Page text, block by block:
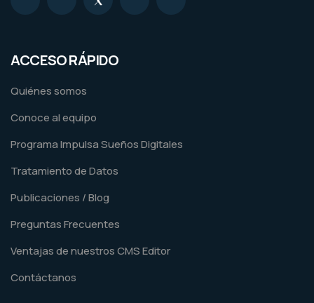
ACCESO RÁPIDO
Quiénes somos
Conoce al equipo
Programa Impulsa Sueños Digitales
Tratamiento de Datos
Publicaciones / Blog
Preguntas Frecuentes
Ventajas de nuestros CMS Editor
Contáctanos